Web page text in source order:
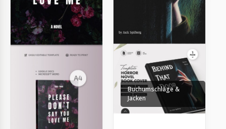
Buchumschläge &
Jacken